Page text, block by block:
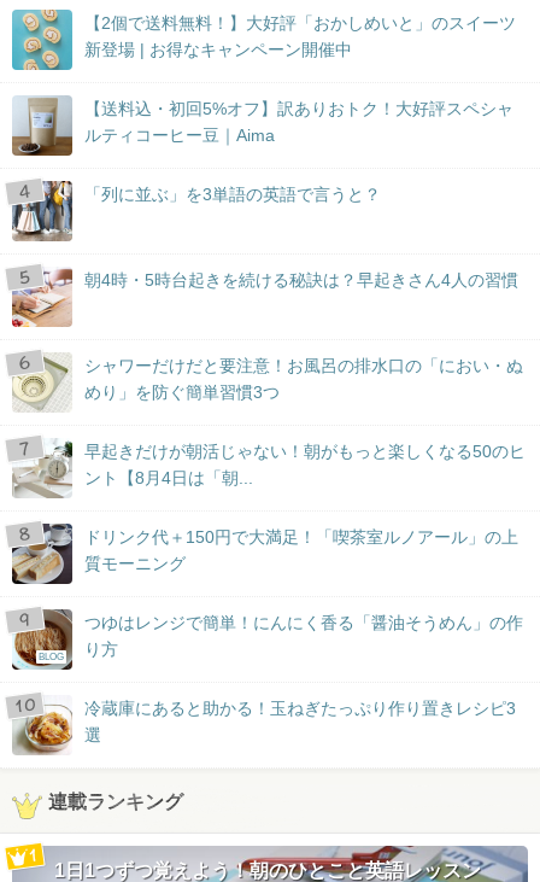
【2個で送料無料！】大好評「おかしめいと」のスイーツ
新登場 | お得なキャンペーン開催中
【送料込・初回5%オフ】訳ありおトク！大好評スペシャ
ルティコーヒー豆｜Aima
「列に並ぶ」を3単語の英語で言うと？
朝4時・5時台起きを続ける秘訣は？早起きさん4人の習慣
シャワーだけだと要注意！お風呂の排水口の「におい・ぬ
めり」を防ぐ簡単習慣3つ
早起きだけが朝活じゃない！朝がもっと楽しくなる50のヒ
ント【8月4日は「朝...
ドリンク代＋150円で大満足！「喫茶室ルノアール」の上
質モーニング
BLOG
つゆはレンジで簡単！にんにく香る「醤油そうめん」の作
り方
冷蔵庫にあると助かる！玉ねぎたっぷり作り置きレシピ3
選
連載ランキング
1日1つずつ覚えよう！朝のひとこと英語レッスン